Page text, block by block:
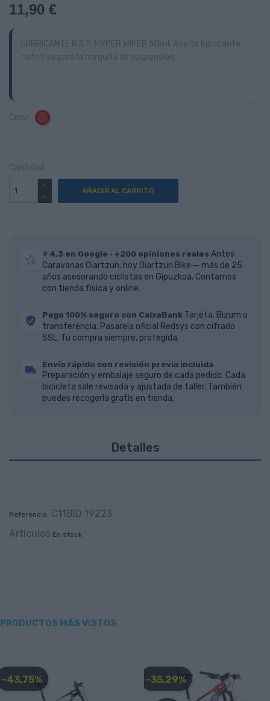
11,90 €
Rojo
AÑADIR AL CARRITO
⭐ 4,3 en Google · +200 opiniones reales Antes
Caravanas Oiartzun, hoy Oiartzun Bike — más de 25
años asesorando ciclistas en Gipuzkoa. Contamos
con tienda física y online.
Pago 100% seguro con CaixaBank Tarjeta, Bizum o
transferencia. Pasarela oficial Redsys con cifrado
SSL. Tu compra siempre, protegida.
Envío rápido con revisión previa incluida
Preparación y embalaje seguro de cada pedido. Cada
bicicleta sale revisada y ajustada de taller. También
puedes recogerla gratis en tienda.
Detalles
Referencia: C11BID 19223
Artículos En stock
PRODUCTOS MÁS VISTOS
-43,75% -35,29%